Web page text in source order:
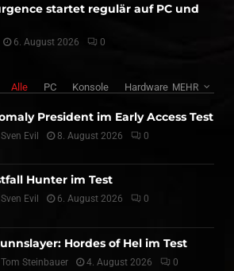
startet regulär auf PC und
6. August 2026 0
Alle PC Konsole Hardware MEHR
President im Early Access Test
Sven Evil 8. August 2026 0
Hunter im Test
Sven Evil 6. August 2026 0
Hordes of Hel im Test
Tom Steinbauer 4. August 2026 0